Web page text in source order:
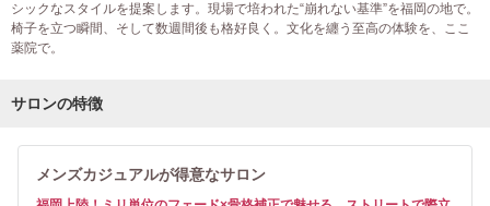
シックなスタイルを提案します。現場で培われた“崩れない基準”を福岡の地で。
椅子を立つ瞬間、そして数週間後も格好良く。文化を纏う至高の体験を、ここ
薬院で。
サロンの特徴
メンズカジュアルが得意なサロン